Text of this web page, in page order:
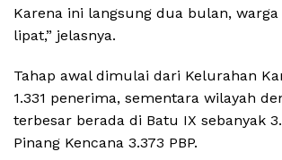
Karena ini langsung dua bulan,
lipat,” jelasnya.
Tahap awal dimulai dari Kelurahan
1.331 penerima, sementara wilayah
terbesar berada di Batu IX sebanyak
Pinang Kencana 3.373 PBP.